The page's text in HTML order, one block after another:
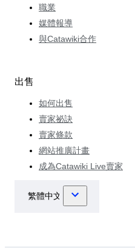
職業
媒體報導
與Catawiki合作
出售
如何出售
賣家祕訣
賣家條款
網站推廣計畫
成為Catawiki Live賣家